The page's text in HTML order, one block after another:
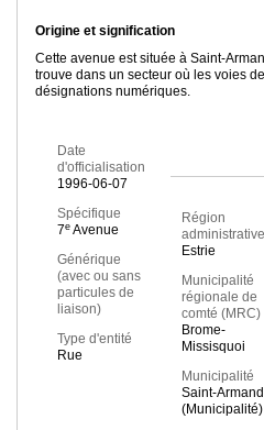
Origine et signification
Cette avenue est située à Saint-
trouve dans un secteur où les voies
désignations numériques.
Date
d'officialisation
1996-06-07
Spécifique
7e Avenue
Générique
(avec ou sans
particules de
liaison)
Type d'entité
Rue
Région
administrative
Estrie
Municipalité
régionale de
comté (MRC)
Brome-
Missisquoi
Municipalité
Saint-Armand
(Municipalité)